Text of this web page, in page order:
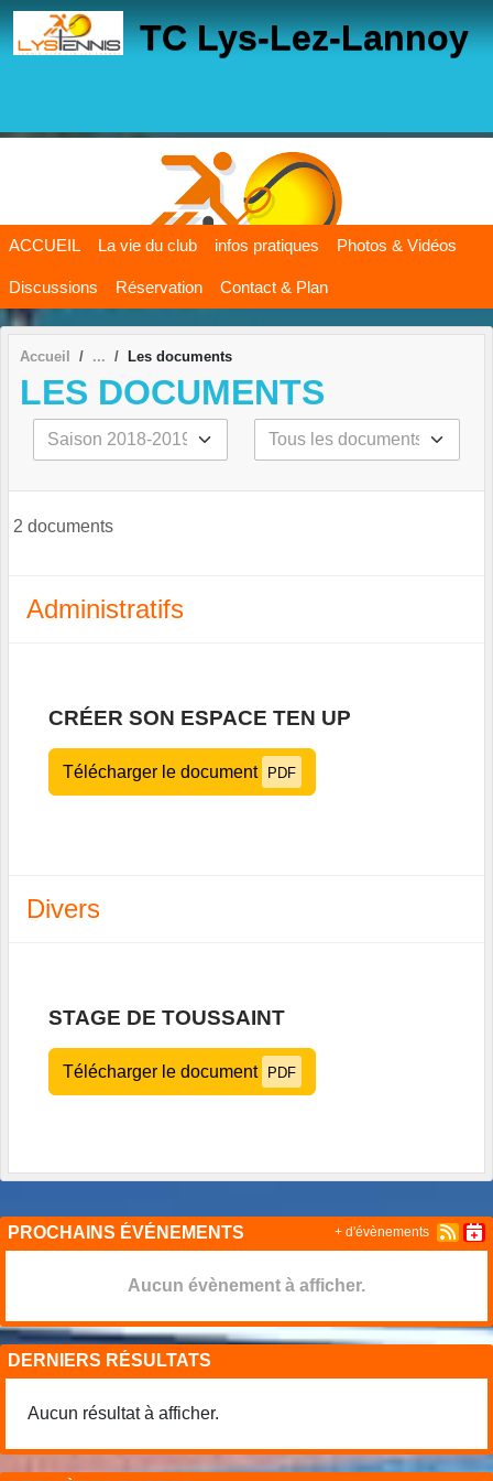
TC Lys-Lez-Lannoy
ACCUEIL La vie du club infos pratiques Photos & Vidéos
Discussions Réservation Contact & Plan
Accueil Les documents
LES DOCUMENTS
2 documents
Administratifs
CRÉER SON ESPACE TEN UP
Télécharger le document PDF
Divers
STAGE DE TOUSSAINT
Télécharger le document PDF
PROCHAINS ÉVÉNEMENTS
Aucun évènement à afficher.
+ d'évènements
DERNIERS RÉSULTATS
Aucun résultat à afficher.
Panneau de gestion des cookies